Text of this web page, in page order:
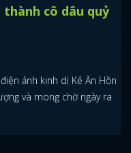
cô dâu quỷ
ảnh kinh dị Kẻ Ăn Hồn
và mong chờ ngày ra